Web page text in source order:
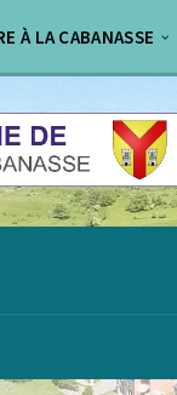
À LA CABANASSE